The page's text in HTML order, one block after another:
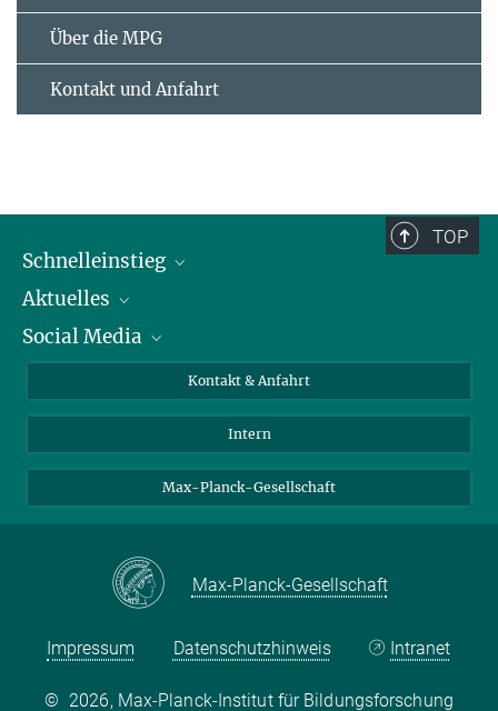
Über die MPG
Kontakt und Anfahrt
TOP
Schnelleinstieg
Personen
Pressebereich
Aktuelles
Stellenangebote
Social Media
X
LinkedIn
Kontakt & Anfahrt
Intern
Max-Planck-Gesellschaft
Max-Planck-Gesellschaft
Impressum Datenschutzhinweis Intranet
© 2026, Max-Planck-Institut für Bildungsforschung